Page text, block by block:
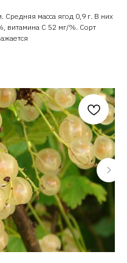
Средняя масса ягод 0,9 г. В них
витамина С 52 мг/%. Сорт